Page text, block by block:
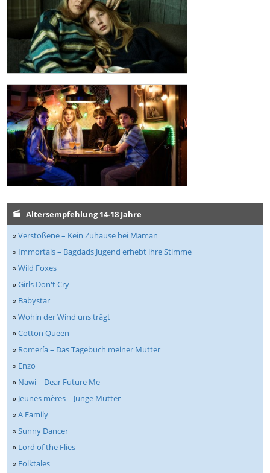
Altersempfehlung 14-18 Jahre
»Verstoßene – Kein Zuhause bei Maman
» Immortals – Bagdads Jugend erhebt ihre Stimme
»Wild Foxes
»Girls Don't Cry
» Babystar
»Wohin der Wind uns trägt
»Cotton Queen
» Romería – Das Tagebuch meiner Mutter
» Enzo
» Nawi – Dear Future Me
» Jeunes mères – Junge Mütter
»A Family
»Sunny Dancer
» Lord of the Flies
» Folktales